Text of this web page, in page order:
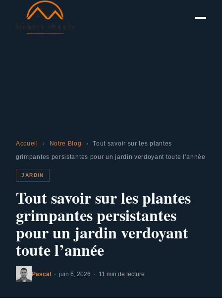
Accueil › Notre Blog › Tout savoir sur les plantes
grimpantes persistantes pour un jardin verdoyant toute l’année
JARDIN
Tout savoir sur les plantes
grimpantes persistantes
pour un jardin verdoyant
toute l’année
Pascal · juin 6, 2026 · 11 min de lecture